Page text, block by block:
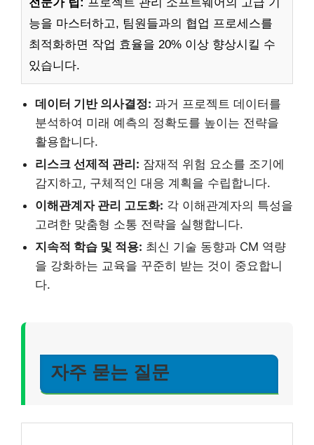
능을 마스터하고, 팀원들과의 협업 프로세스를
최적화하면 작업 효율을 20% 이상 향상시킬 수
있습니다.
데이터 기반 의사결정: 과거 프로젝트 데이터를
분석하여 미래 예측의 정확도를 높이는 전략을
활용합니다.
리스크 선제적 관리: 잠재적 위험 요소를 조기에
감지하고, 구체적인 대응 계획을 수립합니다.
이해관계자 관리 고도화: 각 이해관계자의 특성을
고려한 맞춤형 소통 전략을 실행합니다.
지속적 학습 및 적용: 최신 기술 동향과 CM 역량
을 강화하는 교육을 꾸준히 받는 것이 중요합니
다.
자주 묻는 질문